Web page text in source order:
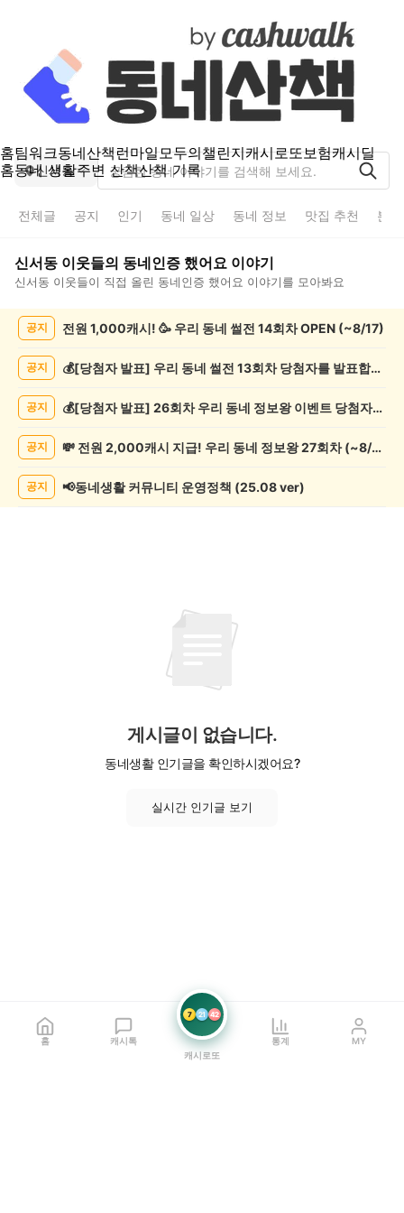
홈팀워크동네산책런마일모두의챌린지캐시로또보험캐시딜
홈동네 생활주변 산책산책 기록
신서동
전체글 공지 인기 동네 일상 동네 정보 맛집 추천 분
신서동 이웃들의 동네인증 했어요 이야기
신서동 이웃들이 직접 올린 동네인증 했어요 이야기를 모아봐요
시
공지 전원 1,000캐시! 🥳 우리 동네 썰전 14회차 OPEN (~8/17)
공지 💰[당첨자 발표] 우리 동네 썰전 13회차 당첨자를 발표합니다!
공지 💰[당첨자 발표] 26회차 우리 동네 정보왕 이벤트 당첨자를 발표합니다!
공지 💸 전원 2,000캐시 지급! 우리 동네 정보왕 27회차 (~8/10)
공지 📢동네생활 커뮤니티 운영정책 (25.08 ver)
게시글이 없습니다.
동네생활 인기글을 확인하시겠어요?
실시간 인기글 보기
홈 캐시톡
7 21 42
캐시로또
통계 MY